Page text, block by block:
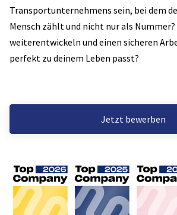
Transportunternehmens sein, bei dem
Mensch zählt und nicht nur als
weiterentwickeln und einen sicheren
perfekt zu deinem Leben passt?
Jetzt bewerben